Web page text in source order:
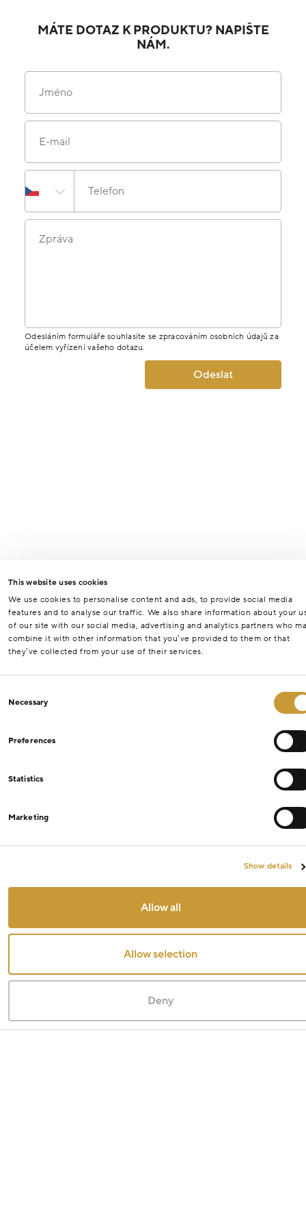
This website uses cookies
We use cookies to personalise content and ads, to provide social media
features and to analyse our traffic. We also share information about your
of our site with our social media, advertising and analytics partners who
combine it with other information that you’ve provided to them or that
they’ve collected from your use of their services.
Selection
Necessary
Preferences
Statistics
Marketing
Show details
Allow all
Allow selection
Deny
MÁTE DOTAZ K PRODUKTU? NAPIŠTE
NÁM.
Jméno
E-mail
Telefon
Zpráva
Odesláním formuláře souhlasíte se zpracováním osobních údajů za
účelem vyřízení vašeho dotazu.
Odeslat